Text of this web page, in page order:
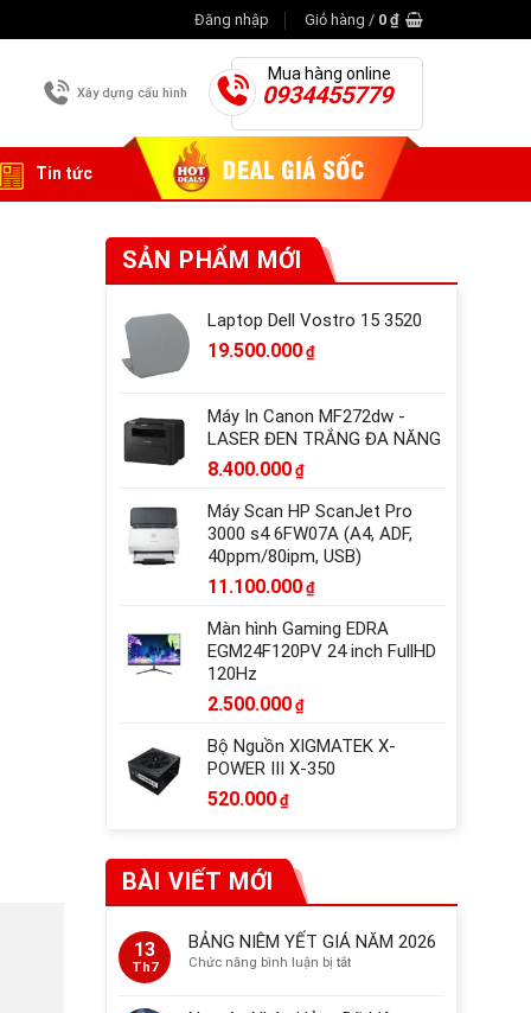
Đăng nhập Giỏ hàng / 0 ₫
Xây dựng cấu hình
Mua hàng online
0934455779
Tin tức
SẢN PHẨM MỚI
Laptop Dell Vostro 15 3520
19.500.000 ₫
Máy In Canon MF272dw -
LASER ĐEN TRẮNG ĐA NĂNG
8.400.000 ₫
Máy Scan HP ScanJet Pro
3000 s4 6FW07A (A4, ADF,
40ppm/80ipm, USB)
11.100.000 ₫
Màn hình Gaming EDRA
EGM24F120PV 24 inch FullHD
120Hz
2.500.000 ₫
Bộ Nguồn XIGMATEK X-
POWER III X-350
520.000 ₫
BÀI VIẾT MỚI
13
Th7
BẢNG NIÊM YẾT GIÁ NĂM 2026
Chức năng bình luận bị tắtở